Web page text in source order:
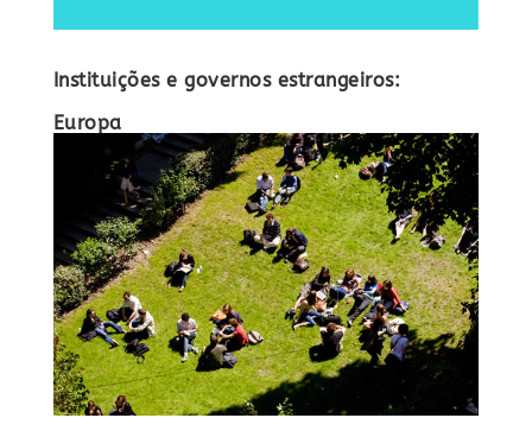
Instituições e governos estrangeiros:
Europa